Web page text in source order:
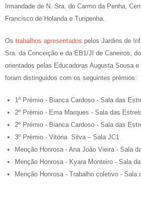
Irmandade de N. Sra. do Carmo da Penha,
Francisco de Holanda e Turipenha.
Os trabalhos apresentados pelos Jardins de
Sra. da Conceição e da EB1/JI de Caneiros,
orientados pelas Educadoras Augusta Sousa e
foram distinguidos com os seguintes prémios:
1º Prémio - Bianca Cardoso - Sala das
2º Prémio - Ema Marques - Sala das
2º Prémio - Bianca Cardoso - Sala das
3º Prémio - Vitória Silva – Sala JC1
Menção Honrosa - Ana João Vieira - Sala
Menção Honrosa - Kyara Monteiro - Sala
Menção Honrosa - Trabalho coletivo - Sala